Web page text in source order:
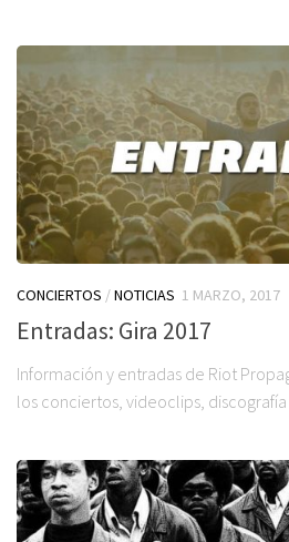
CONCIERTOS /NOTICIAS 1 MARZO, 2017
Entradas: Gira 2017
Información y entradas de Riot
los conciertos, videoclips,